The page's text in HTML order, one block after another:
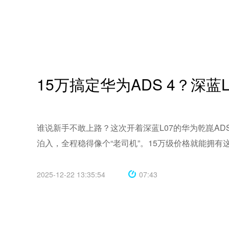
15万搞定华为ADS 4？深
谁说新手不敢上路？这次开着深蓝L07的华为乾崑
2025-12-22 13:35:54 07:43